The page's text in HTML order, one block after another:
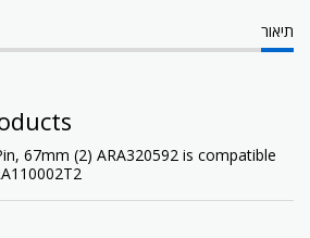
תיאור
67mm (2) ARA320592 is compatible